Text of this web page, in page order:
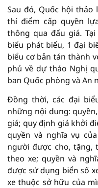
Sau đó, Quốc hội
thí điểm cấp quyền
thông qua đấu giá.
biểu phát biểu, 1 đại
biểu cơ bản tán thành
phủ về dự thảo Nghị
ban Quốc phòng và An
Đồng thời, các đại
những nội dung:
giá; quy định giá khởi
quyền và nghĩa vụ
người được cho, tặng,
theo xe; quyền và
được sử dụng biển số
xe thuộc sở hữu của